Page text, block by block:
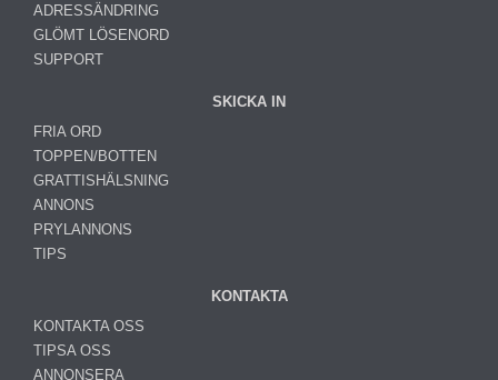
ADRESSÄNDRING
GLÖMT LÖSENORD
SUPPORT
SKICKA IN
FRIA ORD
TOPPEN/BOTTEN
GRATTISHÄLSNING
ANNONS
PRYLANNONS
TIPS
KONTAKTA
KONTAKTA OSS
TIPSA OSS
ANNONSERA